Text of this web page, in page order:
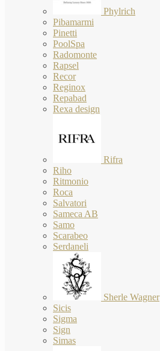
Phylrich
Pibamarmi
Pinetti
PoolSpa
Radomonte
Rapsel
Recor
Reginox
Repabad
Rexa design
Rifra
Riho
Ritmonio
Roca
Salvatori
Sameca AB
Samo
Scarabeo
Serdaneli
Sherle Wagner
Sicis
Sigma
Sign
Simas